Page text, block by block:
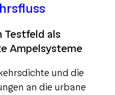
Testfeld als
Ampelsysteme
und die
an die urbane